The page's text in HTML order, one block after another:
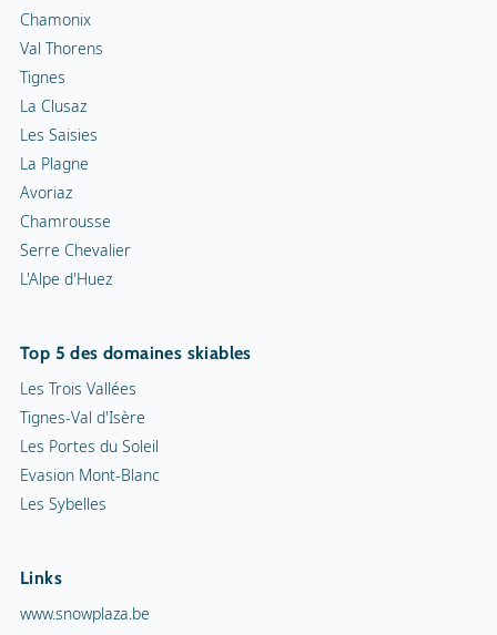
Chamonix
Val Thorens
Tignes
La Clusaz
Les Saisies
La Plagne
Avoriaz
Chamrousse
Serre Chevalier
L'Alpe d'Huez
Top 5 des domaines skiables
Les Trois Vallées
Tignes-Val d'Isère
Les Portes du Soleil
Evasion Mont-Blanc
Les Sybelles
Links
www.snowplaza.be